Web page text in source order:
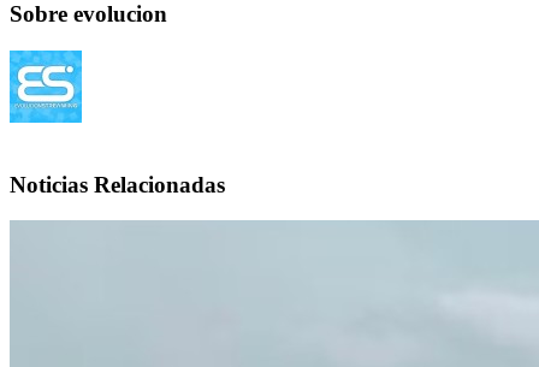
Sobre evolucion
Noticias Relacionadas